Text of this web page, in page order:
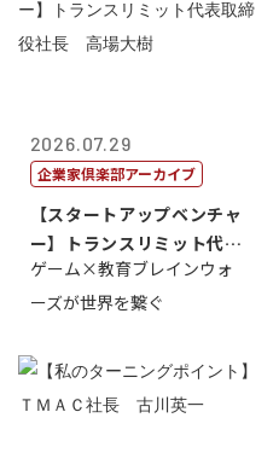
2026.07.29
企業家倶楽部アーカイブ
【スタートアップベンチャ
ー】トランスリミット代表
取締役社長 ...
ゲーム×教育ブレインウォ
ーズが世界を繋ぐ